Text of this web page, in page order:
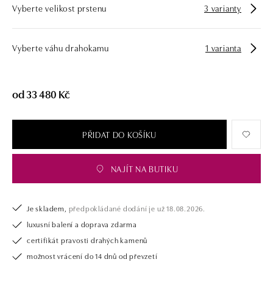
námi pouze šperk, ale také chytrou investici.
Vyberte velikost prstenu 3 varianty
Vyberte váhu drahokamu 1 varianta
od 33 480 Kč
PŘIDAT DO KOŠÍKU
NAJÍT NA BUTIKU
Je skladem, předpokládané dodání je už 18.08.2026.
luxusní balení a doprava zdarma
certifikát pravosti drahých kamenů
možnost vrácení do 14 dnů od převzetí